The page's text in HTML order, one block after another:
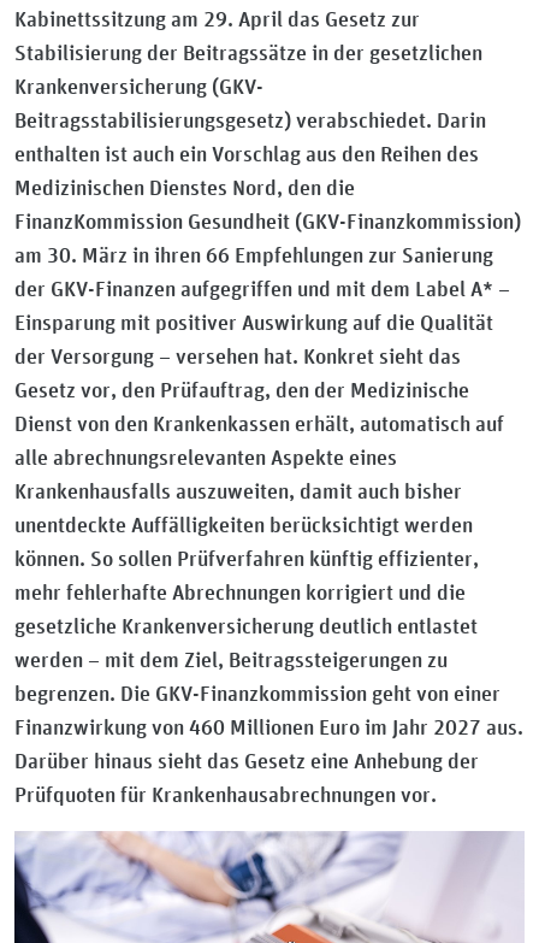
Kabinettssitzung am 29. April das Gesetz zur
Stabilisierung der Beitragssätze in der gesetzlichen
Krankenversicherung (GKV-
Beitragsstabilisierungsgesetz) verabschiedet. Darin
enthalten ist auch ein Vorschlag aus den Reihen des
Medizinischen Dienstes Nord, den die
FinanzKommission Gesundheit (GKV-Finanzkommission)
am 30. März in ihren 66 Empfehlungen zur Sanierung
der GKV-Finanzen aufgegriffen und mit dem Label A* –
Einsparung mit positiver Auswirkung auf die Qualität
der Versorgung – versehen hat. Konkret sieht das
Gesetz vor, den Prüfauftrag, den der Medizinische
Dienst von den Krankenkassen erhält, automatisch auf
alle abrechnungsrelevanten Aspekte eines
Krankenhausfalls auszuweiten, damit auch bisher
unentdeckte Auffälligkeiten berücksichtigt werden
können. So sollen Prüfverfahren künftig effizienter,
mehr fehlerhafte Abrechnungen korrigiert und die
gesetzliche Krankenversicherung deutlich entlastet
werden – mit dem Ziel, Beitragssteigerungen zu
begrenzen. Die GKV-Finanzkommission geht von einer
Finanzwirkung von 460 Millionen Euro im Jahr 2027 aus.
Darüber hinaus sieht das Gesetz eine Anhebung der
Prüfquoten für Krankenhausabrechnungen vor.